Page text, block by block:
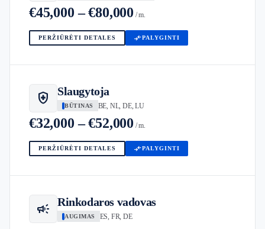
€45,000 – €80,000 / m.
PERŽIŪRĖTI DETALES compare_arrowsPALYGINTI
health_and_safety Slaugytoja
BŪTINAS BE, NL, DE, LU
€32,000 – €52,000 / m.
PERŽIŪRĖTI DETALES compare_arrowsPALYGINTI
campaign Rinkodaros vadovas
AUGIMAS ES, FR, DE